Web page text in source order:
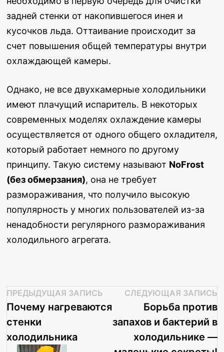
задней стенки от накопившегося инея и
кусочков льда. Оттаивание происходит за
счет повышения общей температуры внутри
охлаждающей камеры.
Однако, не все двухкамерные холодильники
имеют плачущий испаритель. В некоторых
современных моделях охлаждение камеры
осуществляется от одного общего охладителя,
который работает немного по другому
принципу. Такую систему называют NoFrost
(без обмерзания), она не требует
размораживания, что получило высокую
популярность у многих пользователей из-за
ненадобности регулярного размораживания
холодильного агрегата.
Навигация
по
записям
ПРЕДЫДУЩАЯ ЗАПИСЬПредыдущая
запись:
Почему нагреваются
стенки
холодильника
СЛЕДУЮЩАЯ ЗАПИСЬ
Борьба против
запахов и бактерий в
холодильнике —
Посмотреть